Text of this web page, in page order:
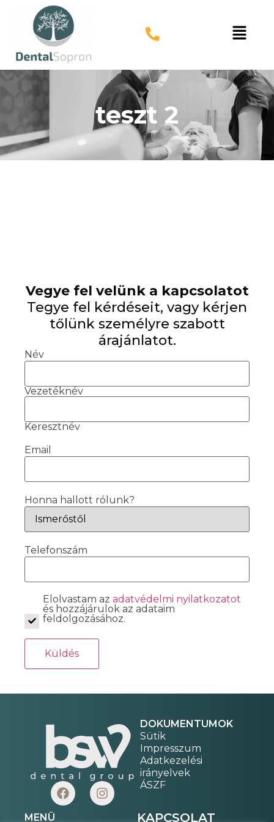
teszt 2
Vegye fel velünk a kapcsolatot
Tegye fel kérdéseit, vagy kérjen
tőlünk személyre szabott
árajánlatot.
Név
Vezetéknév
Keresztnév
Email
Honna hallott rólunk?
Telefonszám
Elolvastam az adatvédelmi nyilatkozatot
és hozzájárulok az adataim
feldolgozásához.
DOKUMENTUMOK
Sütik
Impresszum
Adatkezelési
irányelvek
ÁSZF
MENÜ KAPCSOLAT